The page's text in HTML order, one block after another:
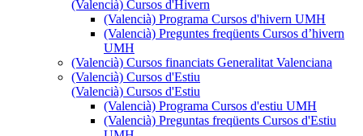
(Valencià) Cursos d'Hivern
(Valencià) Programa Cursos d'hivern UMH
(Valencià) Preguntes freqüents Cursos d’hivern
UMH
(Valencià) Cursos financiats Generalitat Valenciana
(Valencià) Cursos d'Estiu
(Valencià) Cursos d'Estiu
(Valencià) Programa Cursos d'estiu UMH
(Valencià) Preguntas freqüents Cursos d'Estiu